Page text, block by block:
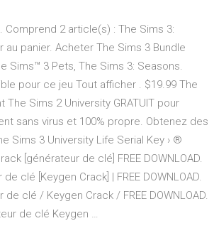
2 article(s) : The Sims 3:
panier. Acheter The Sims 3 Bundle
Sims™ 3 Pets, The Sims 3: Seasons.
pour ce jeu Tout afficher . $19.99 The
Sims 2 University GRATUIT pour
sans virus et 100% propre. Obtenez des
Sims 3 University Life Serial Key › ®
[générateur de clé] FREE DOWNLOAD.
clé [Keygen Crack] | FREE DOWNLOAD.
clé / Keygen Crack / FREE DOWNLOAD.
de clé Keygen …